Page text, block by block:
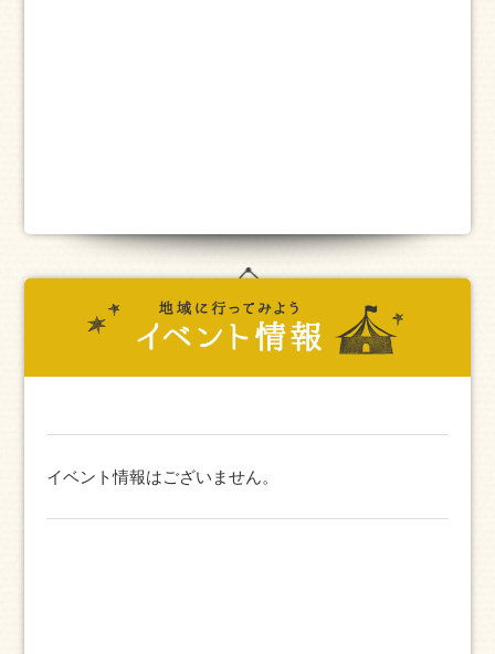
イベント情報はございません。